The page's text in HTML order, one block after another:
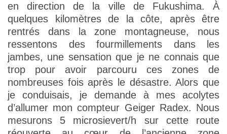
en direction de la ville de Fukushima. À
quelques kilomètres de la côte, après être
rentrés dans la zone montagneuse, nous
ressentons des fourmillements dans les
jambes, une sensation que je ne connais que
trop pour avoir parcouru ces zones de
nombreuses fois après le désastre. Alors que
je conduisais, je demande à mes acolytes
d’allumer mon compteur Geiger Radex. Nous
mesurons 5 microsievert/h sur cette route